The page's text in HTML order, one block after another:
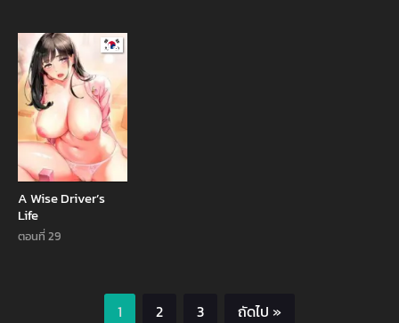
Manhwa
A Wise Driver’s
Life
ตอนที่ 29
1 2 3 ถัดไป »